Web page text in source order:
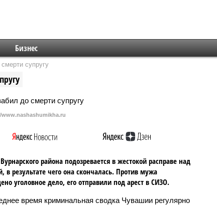
Бизнес
супругу
района подозревается в жестокой расправе над
в результате чего она скончалась. Против мужа
уголовное дело, его отправили под арест в СИЗО.
время криминальная сводка Чувашии регулярно